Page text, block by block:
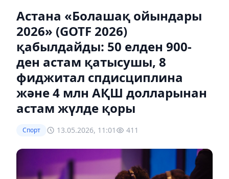
Астана «Болашақ ойындары
2026» (GOTF 2026)
қабылдайды: 50 елден 900-
ден астам қатысушы, 8
фиджитал спдисциплина
және 4 млн АҚШ долларынан
астам жүлде қоры
Спорт 13.05.2026, 11:01 411